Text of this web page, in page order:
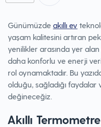
Günümüzde akıllı ev
yaşam kalitesini artıran
yenilikler arasında yer
daha konforlu ve enerji
rol oynamaktadır. Bu
olduğu, sağladığı faydalar
değineceğiz.
Akıllı